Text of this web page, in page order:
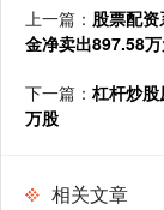
上一篇： 股票配
金净卖出897.58
下一篇： 杠杆炒
万股
相关文章